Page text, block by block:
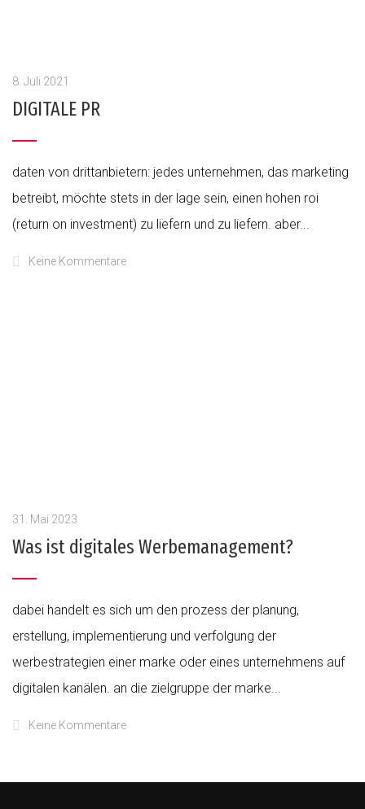
8. Juli 2021
DIGITALE PR
daten von drittanbietern: jedes unternehmen, das marketing
betreibt, möchte stets in der lage sein, einen hohen roi
(return on investment) zu liefern und zu liefern. aber...
Keine Kommentare
31. Mai 2023
Was ist digitales Werbemanagement?
dabei handelt es sich um den prozess der planung,
erstellung, implementierung und verfolgung der
werbestrategien einer marke oder eines unternehmens auf
digitalen kanälen. an die zielgruppe der marke...
Keine Kommentare